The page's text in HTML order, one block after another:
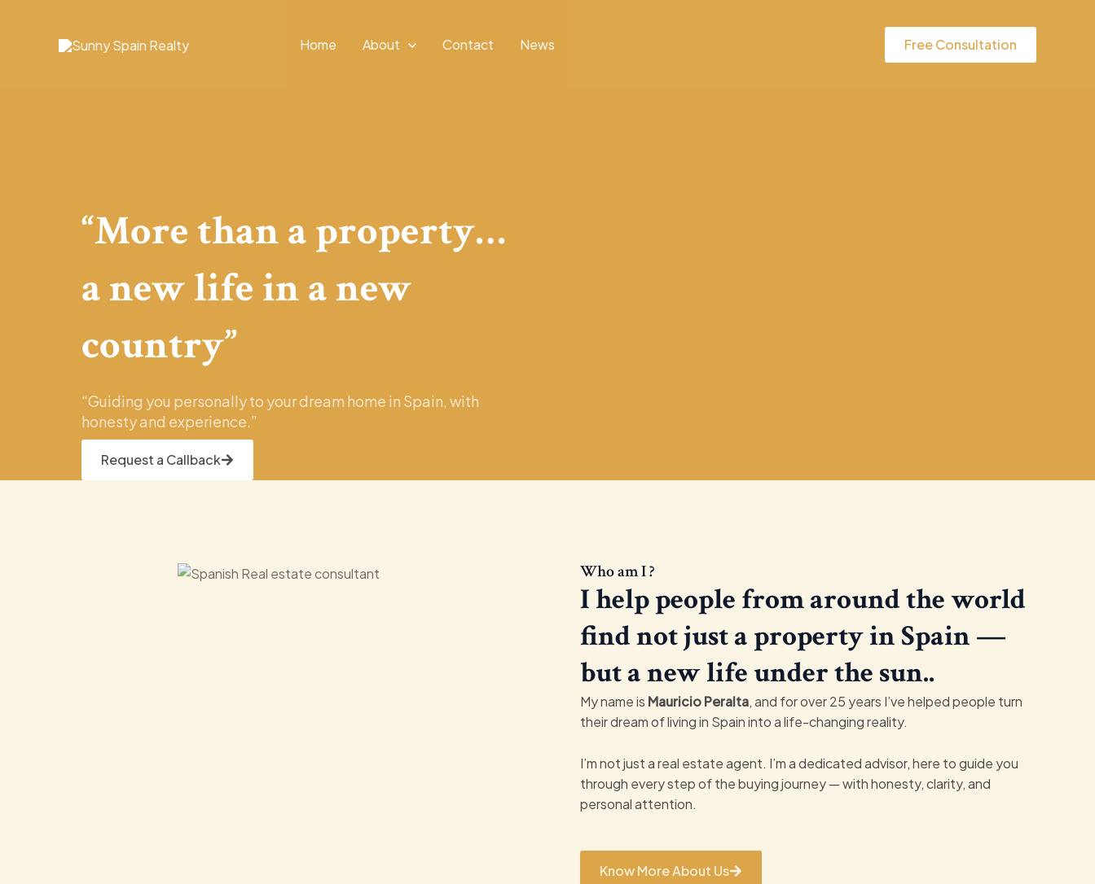
Home About Contact News Free Consultation
“More than a property…
a new life in a new
country”
“Guiding you personally to your dream home in Spain, with
honesty and experience.”
Request a Callback
Who am I ?
I help people from around the world
find not just a property in Spain —
but a new life under the sun..
My name is Mauricio Peralta, and for over 25 years I’ve helped people turn
their dream of living in Spain into a life-changing reality.
I’m not just a real estate agent. I’m a dedicated advisor, here to guide you
through every step of the buying journey — with honesty, clarity, and
personal attention.
Know More About Us